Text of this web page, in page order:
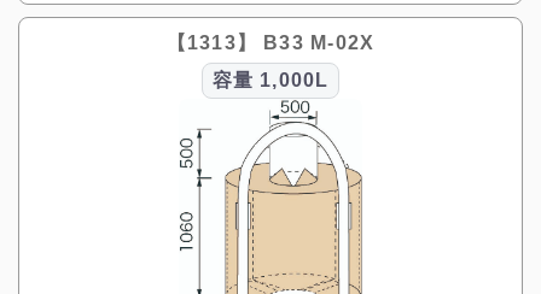
【1313】 B33 M-02X
容量 1,000L